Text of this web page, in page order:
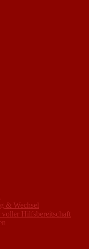
& Wechsel
voller Hilfsbereitschaft